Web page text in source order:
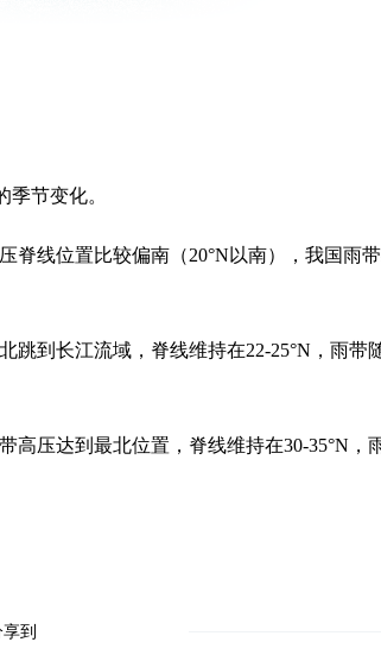
节变化。
脊线位置比较偏南（20°N以南），我国雨
跳到长江流域，脊线维持在22-25°N，雨带
高压达到最北位置，脊线维持在30-35°N，
到